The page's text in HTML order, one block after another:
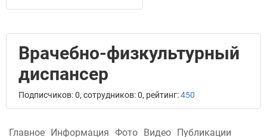
Врачебно-физкультурный
диспансер
Подписчиков: 0, сотрудников: 0, рейтинг:450
Главное Информация Фото Видео Публикации